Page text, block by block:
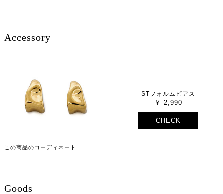
Accessory
STフォルムピアス
2,990
CHECK
この商品のコーディネート
Goods